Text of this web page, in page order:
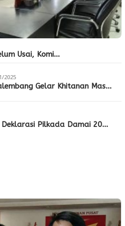
Usai, Komi…
2025
Gelar Khitanan Mas…
Deklarasi Pilkada Damai 20…